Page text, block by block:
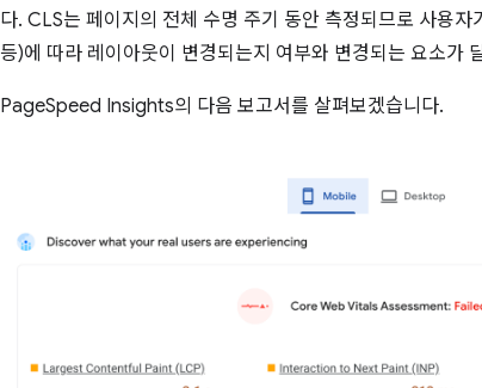
다. CLS는 페이지의 전체 수명 주기 동안 측정되므로 사용
등)에 따라 레이아웃이 변경되는지 여부와 변경되는 요소가
PageSpeed Insights의 다음 보고서를 살펴보겠습니다.